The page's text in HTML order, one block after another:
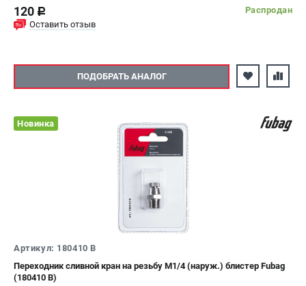
120 c
Распродан
Оставить отзыв
ПОДОБРАТЬ АНАЛОГ
Новинка
Артикул: 180410 B
Переходник сливной кран на резьбу М1/4 (наруж.) блистер Fubag
(180410 B)